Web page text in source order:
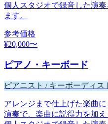
個人スタジオで録音した演
ます。
参考価格
¥20,000〜
ピアノ・キーボード
ピアニスト / キーボーディス
アレンジまで仕上げた楽曲
演奏で、楽曲に説得力を加